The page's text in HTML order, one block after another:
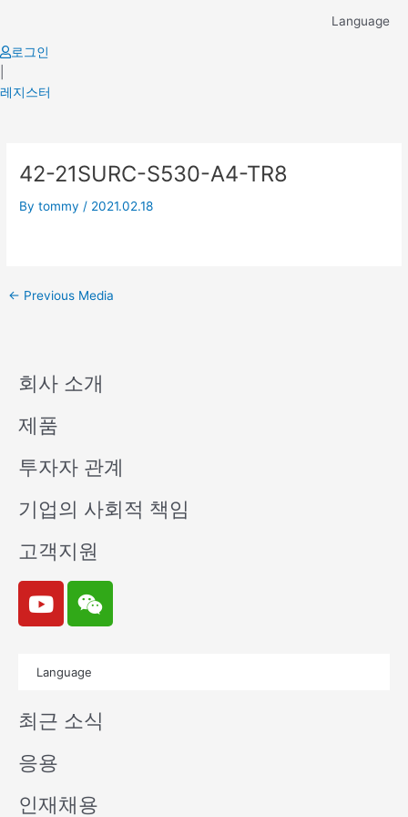
content
Language
로그인
레지스터
42-21SURC-S530-A4-TR8
Bytommy / 2021.02.18
navigation
← Previous Media
회사 소개
제품
투자자 관계
기업의 사회적 책임
고객지원
Y
o
u
e
W
e
i
n
Language
최근 소식
응용
인재채용